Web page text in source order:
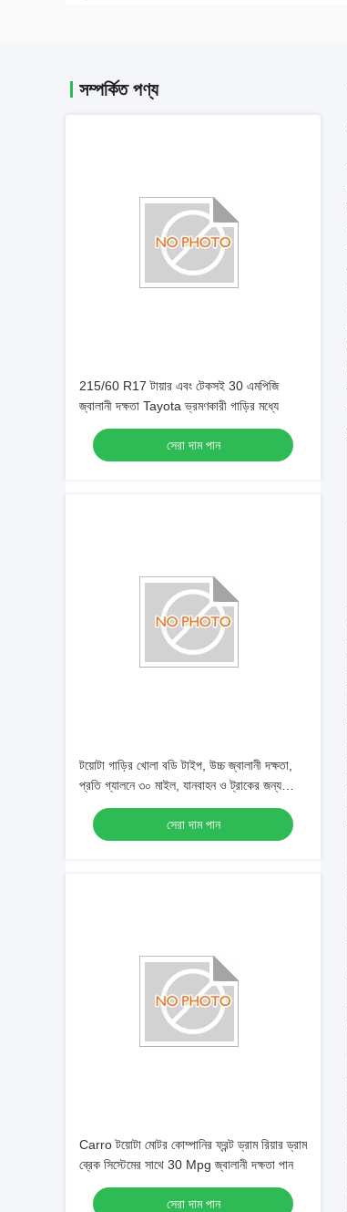
সম্পর্কিত পণ্য
215/60 R17 টায়ার এবং টেকসই 30 এমপিজি
জ্বালানী দক্ষতা Tayota ভ্রমণকারী গাড়ির মধ্যে
সেরা দাম পান
টয়োটা গাড়ির খোলা বডি টাইপ, উচ্চ জ্বালানী দক্ষতা,
প্রতি গ্যালনে ৩০ মাইল, যানবাহন ও ট্রাকের জন্য
অ্যালুমিনিয়াম খাদ রুফ র‍্যাক
সেরা দাম পান
Carro টয়োটা মোটর কোম্পানির ফ্রন্ট ড্রাম রিয়ার ড্রাম
ব্রেক সিস্টেমের সাথে 30 Mpg জ্বালানী দক্ষতা পান
সেরা দাম পান